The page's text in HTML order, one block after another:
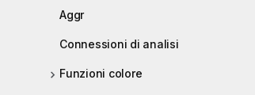
Aggr
Connessioni di analisi
Funzioni colore